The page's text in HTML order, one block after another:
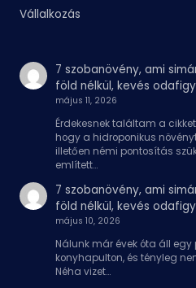
Vállalkozás
7 szobanövény, ami
föld nélkül, kevés
május 11, 2026
Érdekesnek találtam a
hogy a hidroponikus
illetően némi pontosítás
említett…
7 szobanövény, ami
föld nélkül, kevés
május 10, 2026
Nálunk már évek óta áll
konyhapulton, és tényleg
Néha vizet…